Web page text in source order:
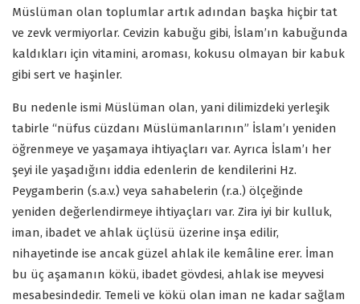
Müslüman olan toplumlar artık adından başka hiçbir tat
ve zevk vermiyorlar. Cevizin kabuğu gibi, İslam’ın kabuğunda
kaldıkları için vitamini, aroması, kokusu olmayan bir kabuk
gibi sert ve haşinler.
Bu nedenle ismi Müslüman olan, yani dilimizdeki yerleşik
tabirle “nüfus cüzdanı Müslümanlarının” İslam’ı yeniden
öğrenmeye ve yaşamaya ihtiyaçları var. Ayrıca İslam’ı her
şeyi ile yaşadığını iddia edenlerin de kendilerini Hz.
Peygamberin (s.a.v.) veya sahabelerin (r.a.) ölçeğinde
yeniden değerlendirmeye ihtiyaçları var. Zira iyi bir kulluk,
iman, ibadet ve ahlak üçlüsü üzerine inşa edilir,
nihayetinde ise ancak güzel ahlak ile kemâline erer. İman
bu üç aşamanın kökü, ibadet gövdesi, ahlak ise meyvesi
mesabesindedir. Temeli ve kökü olan iman ne kadar sağlam